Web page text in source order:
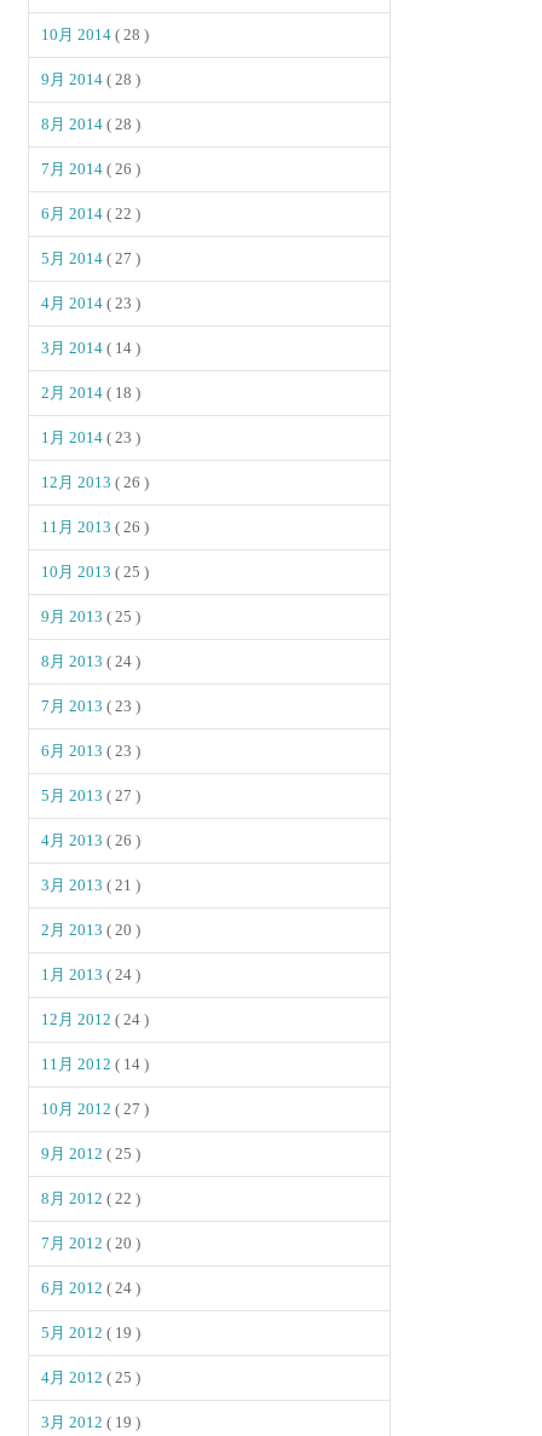
10月 2014( 28 )
9月 2014( 28 )
8月 2014( 28 )
7月 2014( 26 )
6月 2014( 22 )
5月 2014( 27 )
4月 2014( 23 )
3月 2014( 14 )
2月 2014( 18 )
1月 2014( 23 )
12月 2013( 26 )
11月 2013( 26 )
10月 2013( 25 )
9月 2013( 25 )
8月 2013( 24 )
7月 2013( 23 )
6月 2013( 23 )
5月 2013( 27 )
4月 2013( 26 )
3月 2013( 21 )
2月 2013( 20 )
1月 2013( 24 )
12月 2012( 24 )
11月 2012( 14 )
10月 2012( 27 )
9月 2012( 25 )
8月 2012( 22 )
7月 2012( 20 )
6月 2012( 24 )
5月 2012( 19 )
4月 2012( 25 )
3月 2012( 19 )